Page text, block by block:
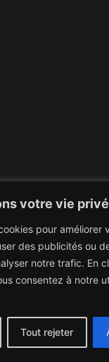
votre vie
pour améliorer
des publicités ou
notre trafic. En
consentez à notre
Tout rejeter